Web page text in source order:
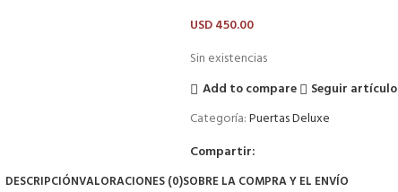
USD450.00
Sin existencias
Add to compare
Seguir artículo
Categoría:Puertas Deluxe
Compartir:
DESCRIPCIÓNVALORACIONES (0)SOBRE LA COMPRA Y EL ENVÍO